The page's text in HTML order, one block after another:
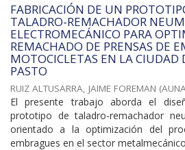
FABRICACIÓN DE UN
TALADRO-REMACHADOR
ELECTROMECÁNICO PARA
REMACHADO DE PRENSAS DE
MOTOCICLETAS EN LA CIUDAD
PASTO
RUIZ ALTUSARRA, JAIME FOREMAN (
El presente trabajo aborda el
prototipo de taladro-remachador
orientado a la optimización del
embragues en el sector